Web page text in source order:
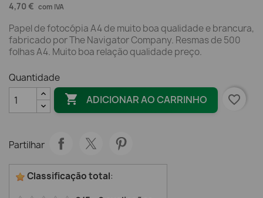
4,70 € com IVA
Papel de fotocópia A4 de muito boa qualidade e brancura,
fabricado por The Navigator Company. Resmas de 500
folhas A4. Muito boa relação qualidade preço.
Quantidade
 ADICIONAR AO CARRINHO favorite_border
Partilhar
Classificação total: